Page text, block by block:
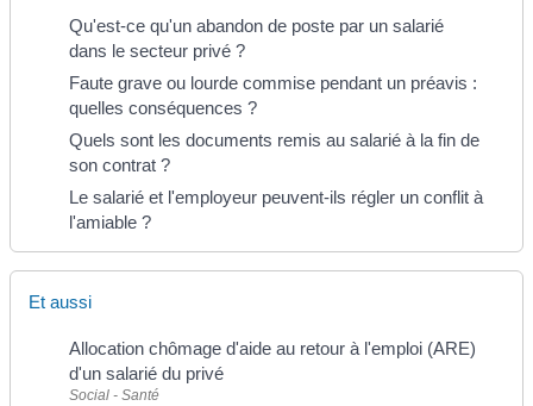
Qu'est-ce qu'un abandon de poste par un salarié
dans le secteur privé ?
Faute grave ou lourde commise pendant un préavis :
quelles conséquences ?
Quels sont les documents remis au salarié à la fin de
son contrat ?
Le salarié et l'employeur peuvent-ils régler un conflit à
l'amiable ?
Et aussi
Allocation chômage d'aide au retour à l'emploi (ARE)
d'un salarié du privé
Social - Santé